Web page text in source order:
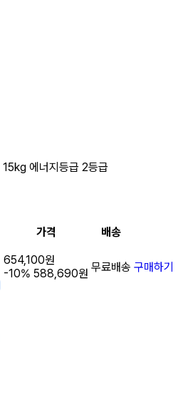
15kg 에너지등급 2등급
가격 배송
654,100원
-10% 588,690원 무료배송 구매하기